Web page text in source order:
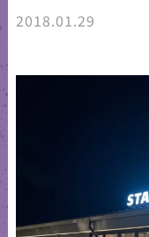
2018.01.29